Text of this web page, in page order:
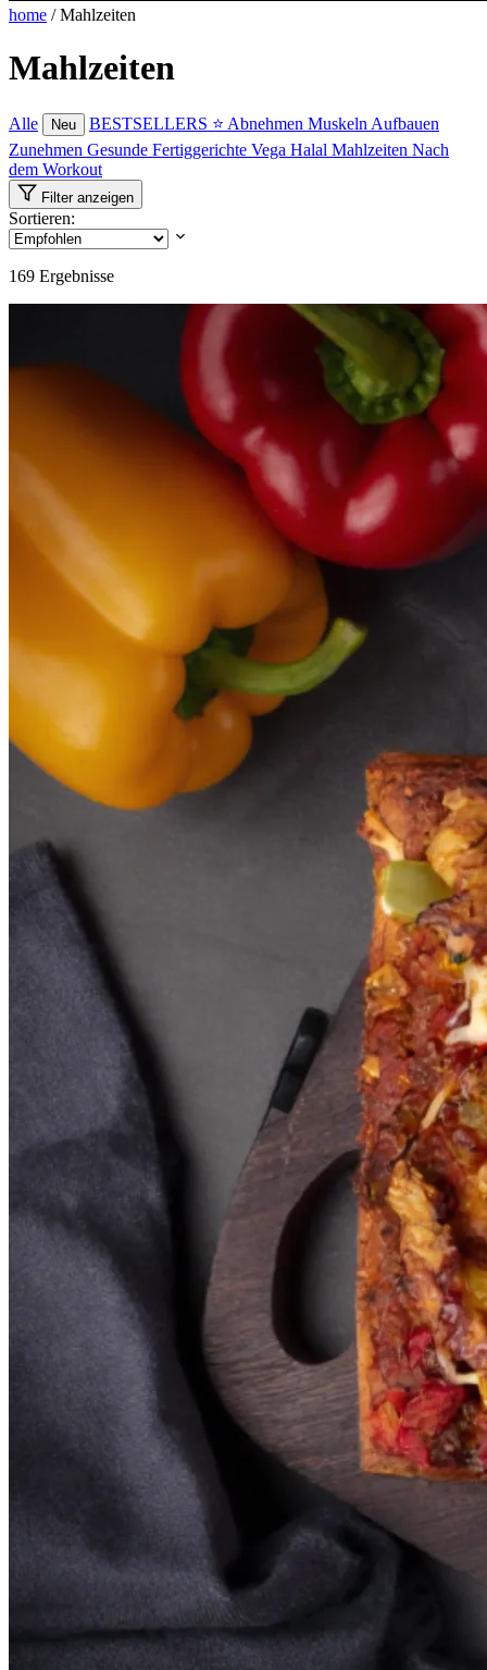
home / Mahlzeiten
Mahlzeiten
Alle Neu BESTSELLERS ⭐ Abnehmen Muskeln Aufbauen
Zunehmen Gesunde Fertiggerichte Vega Halal Mahlzeiten Nach
dem Workout
Filter anzeigen
Sortieren:
169 Ergebnisse